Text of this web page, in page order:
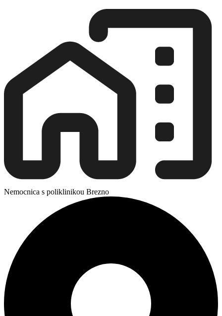
Nemocnica s poliklinikou Brezno